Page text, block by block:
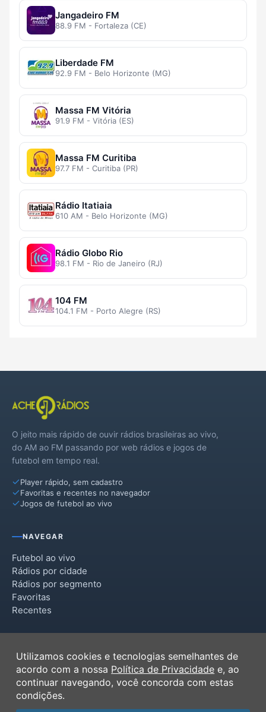
Jangadeiro FM
88.9 FM - Fortaleza (CE)
Liberdade FM
92.9 FM - Belo Horizonte (MG)
Massa FM Vitória
91.9 FM - Vitória (ES)
Massa FM Curitiba
97.7 FM - Curitiba (PR)
Rádio Itatiaia
610 AM - Belo Horizonte (MG)
Rádio Globo Rio
98.1 FM - Rio de Janeiro (RJ)
104 FM
104.1 FM - Porto Alegre (RS)
O jeito mais rápido de ouvir rádios brasileiras ao vivo,
do AM ao FM passando por web rádios e jogos de
futebol em tempo real.
Player rápido, sem cadastro
Favoritas e recentes no navegador
Jogos de futebol ao vivo
NAVEGAR
Futebol ao vivo
Rádios por cidade
Rádios por segmento
Favoritas
Recentes
Termos de Uso
Política de Privacidade
Ferramentas
Contato
Utilizamos cookies e tecnologias semelhantes de
acordo com a nossa Política de Privacidade e, ao
continuar navegando, você concorda com estas
condições.